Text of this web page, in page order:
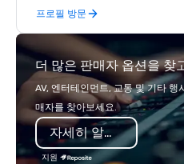
프로필 방문
더 많은 판매자 옵션을 찾
AV, 엔터테인먼트, 교통 및 기타
매자를 찾아보세요.
자세히 알아보기
지원